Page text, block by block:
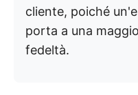
cliente, poiché
porta a una
fedeltà.